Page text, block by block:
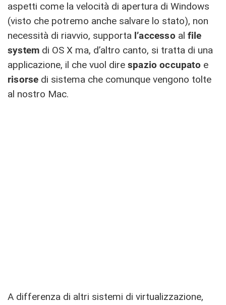
aspetti come la velocità di apertura di Windows
(visto che potremo anche salvare lo stato), non
necessità di riavvio, supporta l’accesso al file
system di OS X ma, d’altro canto, si tratta di una
applicazione, il che vuol dire spazio occupato e
risorse di sistema che comunque vengono tolte
al nostro Mac.
A differenza di altri sistemi di virtualizzazione,